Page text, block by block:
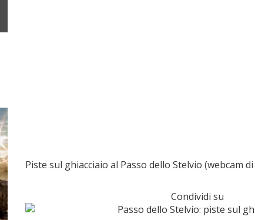
Piste sul ghiacciaio al Passo dello Stelvio (webcam di
Condividi su